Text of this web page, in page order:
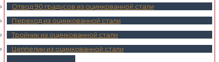
Отвод 90 градусов из оцинкованной стали
Переход из оцинкованной стали
Тройник из оцинкованной стали
Цеппелин из оцинкованной стали